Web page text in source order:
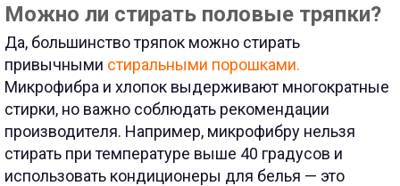
Можно ли стирать половые тряпки?
Да, большинство тряпок можно стирать
привычными стиральными порошками.
Микрофибра и хлопок выдерживают многократные
стирки, но важно соблюдать рекомендации
производителя. Например, микрофибру нельзя
стирать при температуре выше 40 градусов и
использовать кондиционеры для белья — это